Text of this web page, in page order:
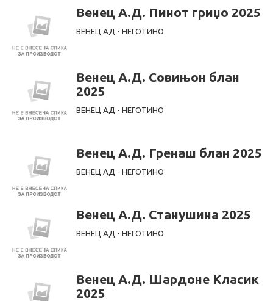
Венец А.Д. Пинот гриџо 2025
ВЕНЕЦ АД - НЕГОТИНО
Венец А.Д. Совињон блан
2025
ВЕНЕЦ АД - НЕГОТИНО
Венец А.Д. Гренаш блан 2025
ВЕНЕЦ АД - НЕГОТИНО
Венец А.Д. Станушина 2025
ВЕНЕЦ АД - НЕГОТИНО
Венец А.Д. Шардоне Класик
2025